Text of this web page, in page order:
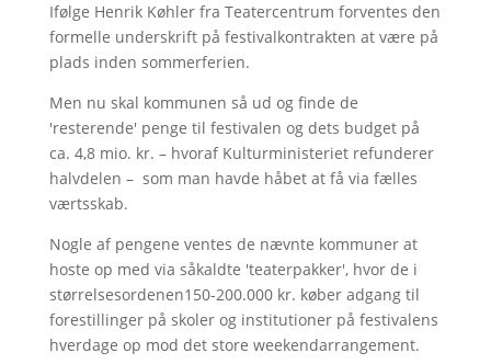
Ifølge Henrik Køhler fra Teatercentrum forventes den
formelle underskrift på festivalkontrakten at være på
plads inden sommerferien.
Men nu skal kommunen så ud og finde de
'resterende' penge til festivalen og dets budget på
ca. 4,8 mio. kr. – hvoraf Kulturministeriet refunderer
halvdelen – som man havde håbet at få via fælles
værtsskab.
Nogle af pengene ventes de nævnte kommuner at
hoste op med via såkaldte 'teaterpakker', hvor de i
størrelsesordenen150-200.000 kr. køber adgang til
forestillinger på skoler og institutioner på festivalens
hverdage op mod det store weekendarrangement.